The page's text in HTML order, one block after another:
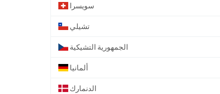
سويسرا
تشيلي
الجمهورية التشيكية
ألمانيا
الدنمارك